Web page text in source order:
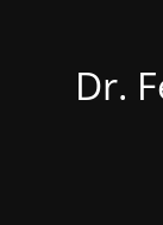
Dr.